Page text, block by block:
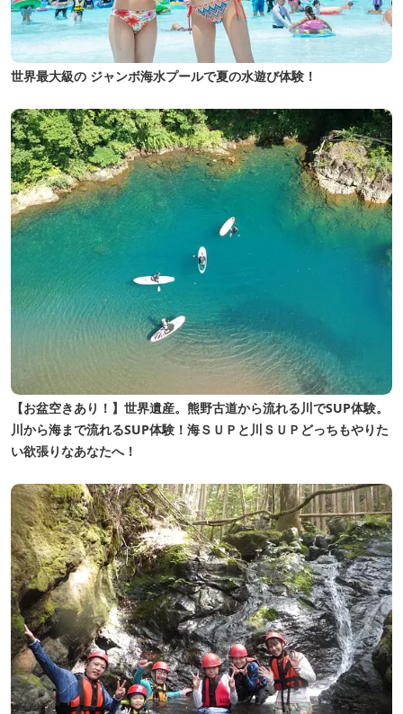
世界最大級の ジャンボ海水プールで夏の水遊び体験！
【お盆空きあり！】世界遺産。熊野古道から流れる川でSUP体験。
川から海まで流れるSUP体験！海ＳＵＰと川ＳＵＰどっちもやりた
い欲張りなあなたへ！